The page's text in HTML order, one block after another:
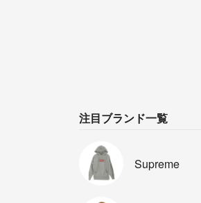
注目ブランド一覧
Supreme